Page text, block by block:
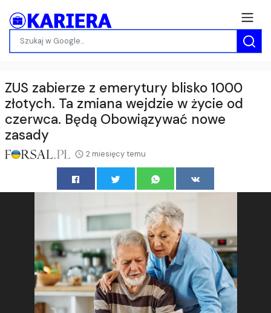
ZUS zabierze z emerytury blisko 1000
złotych. Ta zmiana wejdzie w życie od
czerwca. Będą Obowiązywać nowe
zasady
2 miesięcy temu